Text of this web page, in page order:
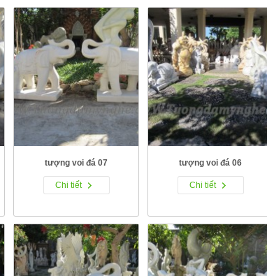
tượng voi đá 07
Chi tiết
tượng voi đá 06
Chi tiết